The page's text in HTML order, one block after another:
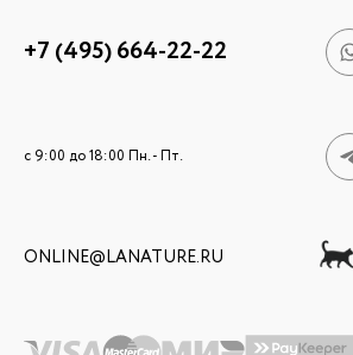
+7 (495) 664-22-22
c 9:00 до 18:00 Пн. - Пт.
ONLINE@LANATURE.RU